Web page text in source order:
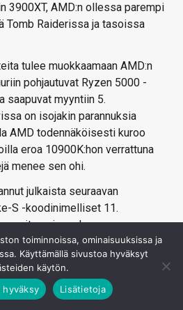
3900XT, AMD:n ollessa parempi
Tomb Raiderissa ja tasoissa
tulee muokkaamaan AMD:n
pohjautuvat Ryzen 5000 -
saapuvat myyntiin 5.
on isojakin parannuksia
AMD todennäköisesti kuroo
eroa 10900K:hon verrattuna
menee sen ohi.
julkaista seuraavan
S -koodinimelliset 11.
ensi vuoden
eli tammi-maaliskuussa ja
1200 -kantaan Z490-
on odotettavissa entistä
uudistetun
toiminnoissa, ominaisuuksissa ja
Käyttämällä sivustoa hyväksyt
käytön.
hyväksy Lisätietoja